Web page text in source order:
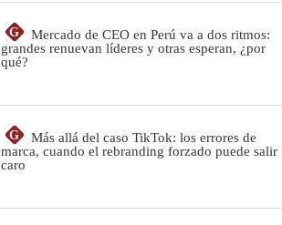
G
Mercado de CEO en Perú va a dos ritmos:
grandes renuevan líderes y otras esperan, ¿por
qué?
G
Más allá del caso TikTok: los errores de
marca, cuando el rebranding forzado puede salir
caro